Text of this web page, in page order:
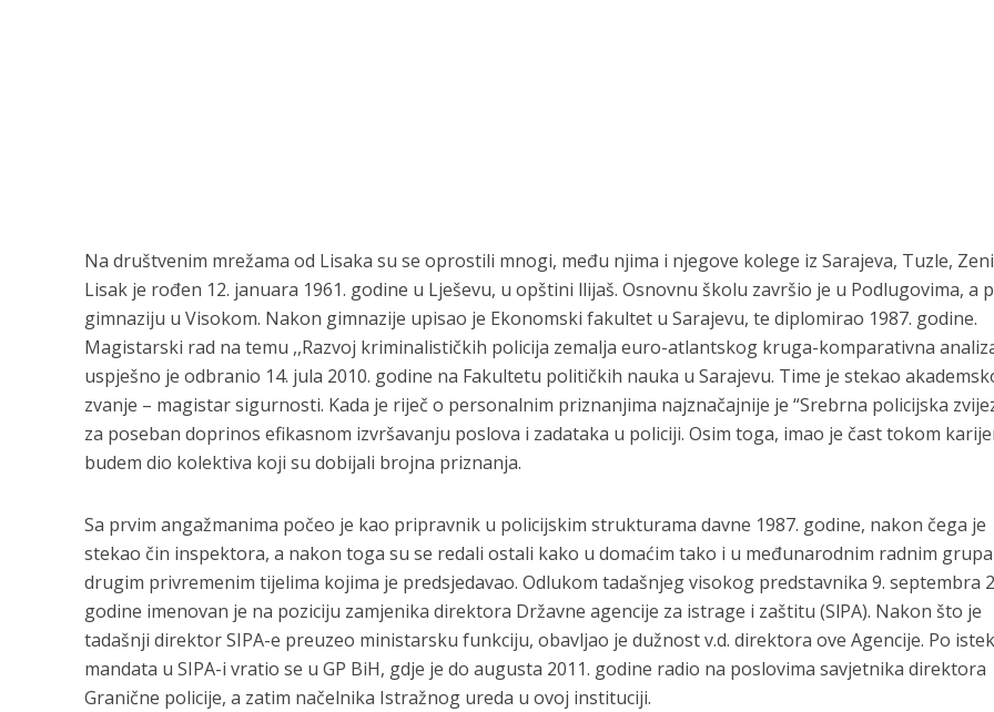
Na društvenim mrežama od Lisaka su se oprostili mnogi, među njima i njegove kolege iz Sarajeva, Tuzle,
Lisak je rođen 12. januara 1961. godine u Lješevu, u opštini llijaš. Osnovnu školu završio je u Podlugovima, a
gimnaziju u Visokom. Nakon gimnazije upisao je Ekonomski fakultet u Sarajevu, te diplomirao 1987. godine.
Magistarski rad na temu ,,Razvoj kriminalističkih policija zemalja euro-atlantskog kruga-komparativna
uspješno je odbranio 14. jula 2010. godine na Fakultetu političkih nauka u Sarajevu. Time je stekao
zvanje – magistar sigurnosti. Kada je riječ o personalnim priznanjima najznačajnije je “Srebrna policijska
za poseban doprinos efikasnom izvršavanju poslova i zadataka u policiji. Osim toga, imao je čast tokom
budem dio kolektiva koji su dobijali brojna priznanja.
Sa prvim angažmanima počeo je kao pripravnik u policijskim strukturama davne 1987. godine, nakon čega je
stekao čin inspektora, a nakon toga su se redali ostali kako u domaćim tako i u međunarodnim radnim
drugim privremenim tijelima kojima je predsjedavao. Odlukom tadašnjeg visokog predstavnika 9. septembra
godine imenovan je na poziciju zamjenika direktora Državne agencije za istrage i zaštitu (SlPA). Nakon što je
tadašnji direktor SIPA-e preuzeo ministarsku funkciju, obavljao je dužnost v.d. direktora ove Agencije. Po
mandata u SIPA-i vratio se u GP BiH, gdje je do augusta 2011. godine radio na poslovima savjetnika direktora
Granične policije, a zatim načelnika Istražnog ureda u ovoj instituciji.